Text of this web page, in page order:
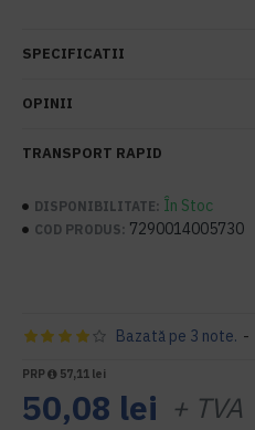
SPECIFICATII
OPINII
TRANSPORT RAPID
DISPONIBILITATE: În Stoc
COD PRODUS: 7290014005730
Bazată pe 3 note. -
PRP 57,11 lei
50,08 lei + TVA